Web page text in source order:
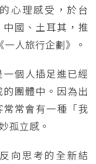
心理感受，於台
國、土耳其，推
人旅行企劃》。
個人插足進已經
團體中。因為出
常會有一種「我
孤立感。
向思考的全新結